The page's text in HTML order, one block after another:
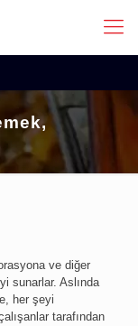
ve diğer
sunarlar. Aslında
her şeyi
tarafından